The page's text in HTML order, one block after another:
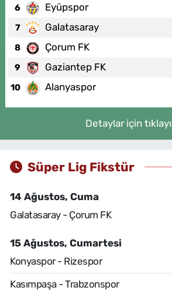
6 Eyüpspor
7 Galatasaray
8 Çorum FK
9 Gaziantep FK
10 Alanyaspor
Detaylar için
Süper Lig Fikstür
14 Ağustos, Cuma
Galatasaray - Çorum FK
15 Ağustos, Cumartesi
Konyaspor - Rizespor
Kasımpaşa - Trabzonspor